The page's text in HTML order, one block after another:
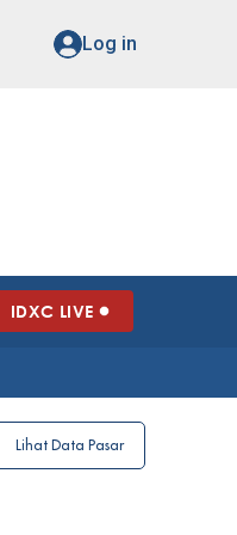
Log in
IDXC LIVE
0%
Lihat Data Pasar